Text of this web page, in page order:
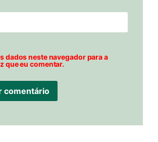
dados neste navegador para a
que eu comentar.